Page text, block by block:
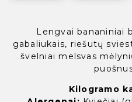
Lengvai bananiniai
gabaliukais, riešutų
švelniai melsvas
Kilogramo